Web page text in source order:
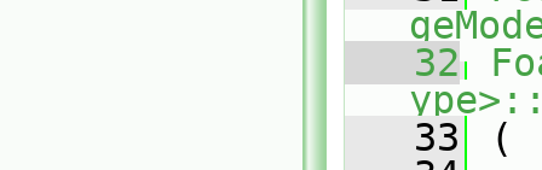
   32
   33
(